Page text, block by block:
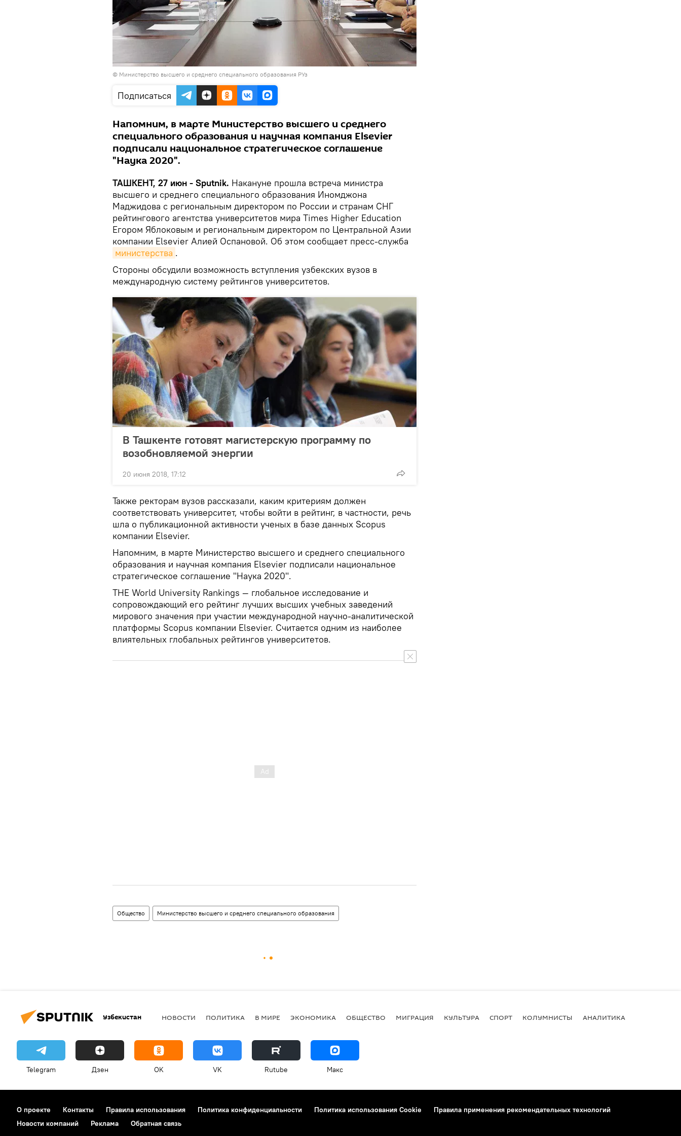
© Министерство высшего и среднего специального образования РУз
Подписаться
Напомним, в марте Министерство высшего и среднего
специального образования и научная компания Elsevier
подписали национальное стратегическое соглашение
"Наука 2020".
ТАШКЕНТ, 27 июн - Sputnik. Накануне прошла встреча министра
высшего и среднего специального образования Иномджона
Маджидова с региональным директором по России и странам СНГ
рейтингового агентства университетов мира Times Higher Education
Егором Яблоковым и региональным директором по Центральной Азии
компании Elsevier Алией Оспановой. Об этом сообщает пресс-служба
министерства .
Стороны обсудили возможность вступления узбекских вузов в
международную систему рейтингов университетов.
В Ташкенте готовят магистерскую программу по
возобновляемой энергии
20 июня 2018, 17:12
Также ректорам вузов рассказали, каким критериям должен
соответствовать университет, чтобы войти в рейтинг, в частности, речь
шла о публикационной активности ученых в базе данных Scopus
компании Elsevier.
Напомним, в марте Министерство высшего и среднего специального
образования и научная компания Elsevier подписали национальное
стратегическое соглашение "Наука 2020".
THE World University Rankings — глобальное исследование и
сопровождающий его рейтинг лучших высших учебных заведений
мирового значения при участии международной научно-аналитической
платформы Scopus компании Elsevier. Считается одним из наиболее
влиятельных глобальных рейтингов университетов.
Общество Министерство высшего и среднего специального образования
Узбекистан НОВОСТИ ПОЛИТИКА В МИРЕ ЭКОНОМИКА ОБЩЕСТВО МИГРАЦИЯ КУЛЬТУРА СПОРТ КОЛУМНИСТЫ АНАЛИТИКА
Telegram Дзен OK VK Rutube Макс
О проекте Контакты Правила использования Политика конфиденциальности Политика использования Cookie
Правила применения рекомендательных технологий
Новости компаний
Реклама Обратная связь